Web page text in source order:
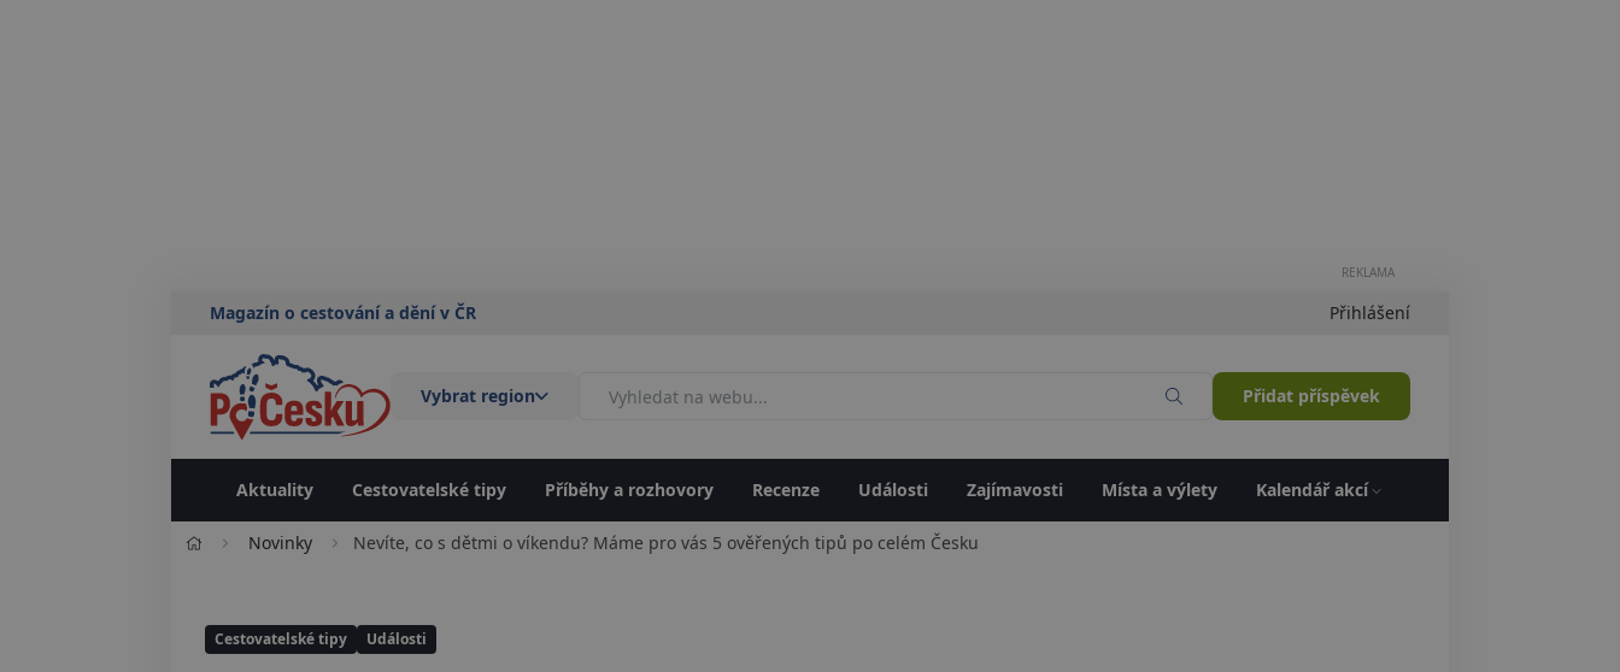
REKLAMA
Magazín o cestování a dění v ČR Přihlášení
Vybrat region Přidat příspěvek
Aktuality Cestovatelské tipy Příběhy a rozhovory Recenze Události Zajímavosti Místa a výlety Kalendář akcí
Novinky Nevíte, co s dětmi o víkendu? Máme pro vás 5 ověřených tipů po celém Česku
Cestovatelské tipy Události